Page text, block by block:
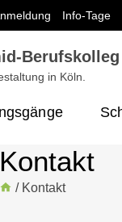
Info-Tage
Berufskolleg
in Köln.
Kontakt
/ Kontakt